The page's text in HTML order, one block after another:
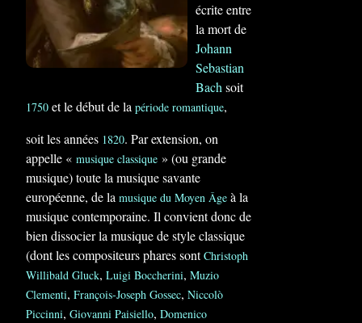
écrite entre
la mort de
Johann
Sebastian
Bach soit
1750 et le début de la période romantique,
soit les années 1820. Par extension, on
appelle « musique classique » (ou grande
musique) toute la musique savante
européenne, de la musique du Moyen Âge à la
musique contemporaine. Il convient donc de
bien dissocier la musique de style classique
(dont les compositeurs phares sontChristoph
Willibald Gluck, Luigi Boccherini, Muzio
Clementi, François-Joseph Gossec, Niccolò
Piccinni, Giovanni Paisiello, Domenico